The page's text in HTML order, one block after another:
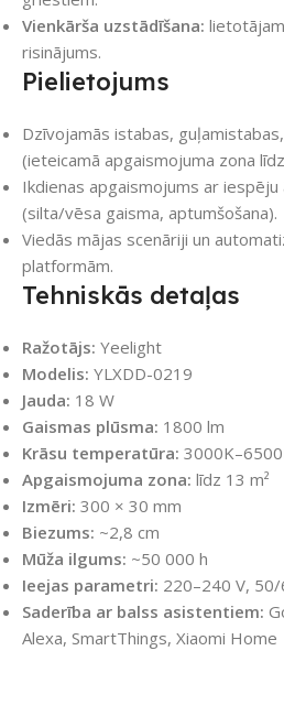
Vienkārša uzstādīšana:
risinājums.
Pielietojums
Dzīvojamās istabas,
(ieteicamā apgaismojuma zona
Ikdienas apgaismojums ar
(silta/vēsa gaisma, aptumšošana).
Viedās mājas scenāriji un
platformām.
Tehniskās detaļas
Ražotājs: Yeelight
Modelis: YLXDD-0219
Jauda: 18 W
Gaismas plūsma: 1800 lm
Krāsu temperatūra:
Apgaismojuma zona: līdz 13 m²
Izmēri: 300 × 30 mm
Biezums: ~2,8 cm
Mūža ilgums: ~50 000 h
Ieejas parametri: 220–240 V,
Saderība ar balss asistentiem:
Alexa, SmartThings, Xiaomi Home